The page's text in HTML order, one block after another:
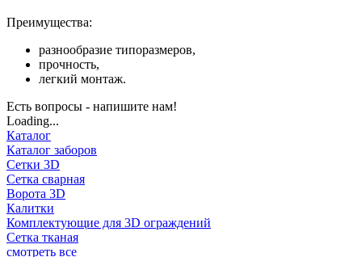
Преимущества:
разнообразие типоразмеров,
прочность,
легкий монтаж.
Есть вопросы - напишите нам!
Loading...
Каталог
Каталог заборов
Сетки 3D
Сетка сварная
Ворота 3D
Калитки
Комплектующие для 3D ограждений
Сетка тканая
смотреть все